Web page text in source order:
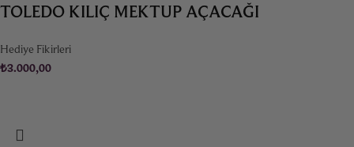
TOLEDO KILIÇ MEKTUP AÇACAĞI
Hediye Fikirleri
₺3.000,00